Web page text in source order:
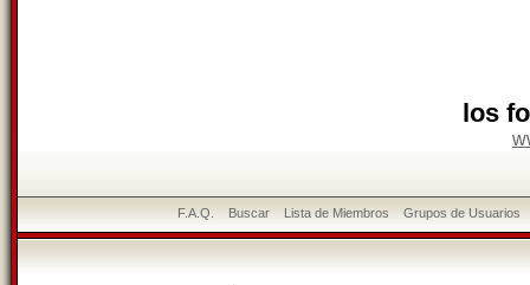
los
F.A.Q. Buscar Lista de Miembros Grupos de Usuarios